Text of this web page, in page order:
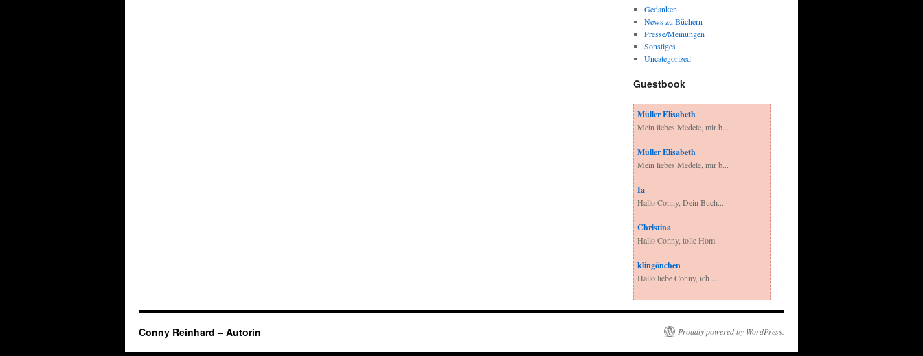
Gedanken
News zu Büchern
Presse/Meinungen
Sonstiges
Uncategorized
Guestbook
Müller Elisabeth
Mein liebes Medele, mir b...
Müller Elisabeth
Mein liebes Medele, mir b...
Ia
Hallo Conny, Dein Buch...
Christina
Hallo Conny, tolle Hom...
klingönchen
Hallo liebe Conny, ich ...
Conny Reinhard – Autorin Proudly powered by WordPress.